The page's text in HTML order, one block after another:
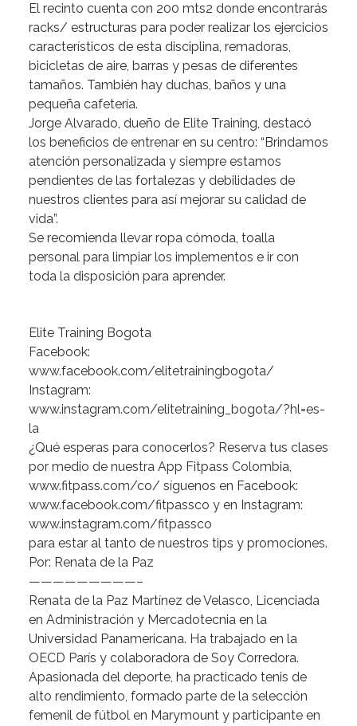
El recinto cuenta con 200 mts2 donde encontrarás
racks/ estructuras para poder realizar los ejercicios
característicos de esta disciplina, remadoras,
bicicletas de aire, barras y pesas de diferentes
tamaños. También hay duchas, baños y una
pequeña cafetería.
Jorge Alvarado, dueño de Elite Training, destacó
los beneficios de entrenar en su centro: “Brindamos
atención personalizada y siempre estamos
pendientes de las fortalezas y debilidades de
nuestros clientes para así mejorar su calidad de
vida”.
Se recomienda llevar ropa cómoda, toalla
personal para limpiar los implementos e ir con
toda la disposición para aprender.
Elite Training Bogota
Facebook:
www.facebook.com/elitetrainingbogota/
Instagram:
www.instagram.com/elitetraining_bogota/?hl=es-
la
¿Qué esperas para conocerlos? Reserva tus clases
por medio de nuestra App Fitpass Colombia,
www.fitpass.com/co/ síguenos en Facebook:
www.facebook.com/fitpassco y en Instagram:
www.instagram.com/fitpassco
para estar al tanto de nuestros tips y promociones.
Por: Renata de la Paz
—————————–
Renata de la Paz Martínez deVelasco, Licenciada
en Administración y Mercadotecnia en la
Universidad Panamericana. Ha trabajado en la
OECD París y colaboradora de Soy Corredora.
Apasionada del deporte, ha practicado tenis de
alto rendimiento, formado parte de la selección
femenil de fútbol en Marymount y participante en